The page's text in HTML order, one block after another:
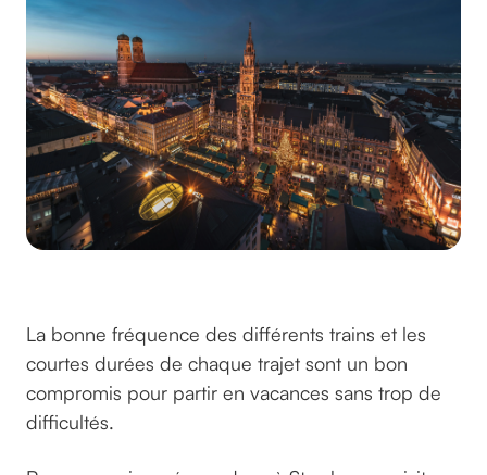
La bonne fréquence des différents trains et les
courtes durées de chaque trajet sont un bon
compromis pour partir en vacances sans trop de
difficultés.